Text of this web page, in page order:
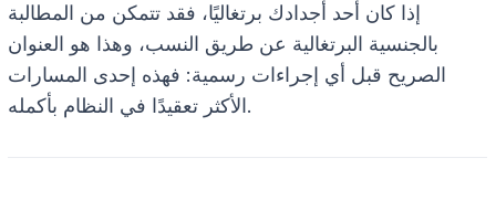
إذا كان أحد أجدادك برتغاليًا، فقد تتمكن من المطالبة
بالجنسية البرتغالية عن طريق النسب، وهذا هو العنوان
الصريح قبل أي إجراءات رسمية: فهذه إحدى المسارات
الأكثر تعقيدًا في النظام بأكمله.